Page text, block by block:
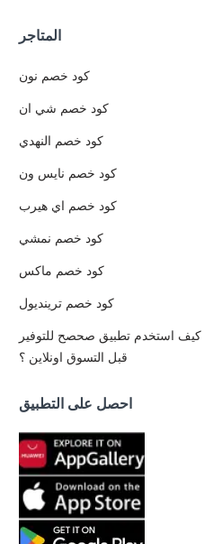
المتاجر
كود خصم نون
كود خصم شي ان
كود خصم النهدي
كود خصم نايس ون
كود خصم اي هيرب
كود خصم نمشي
كود خصم ماكس
كود خصم ترينديول
كيف استخدم تطبيق صحصح للتوفير
قبل التسوق اونلاين ؟
احصل على التطبيق